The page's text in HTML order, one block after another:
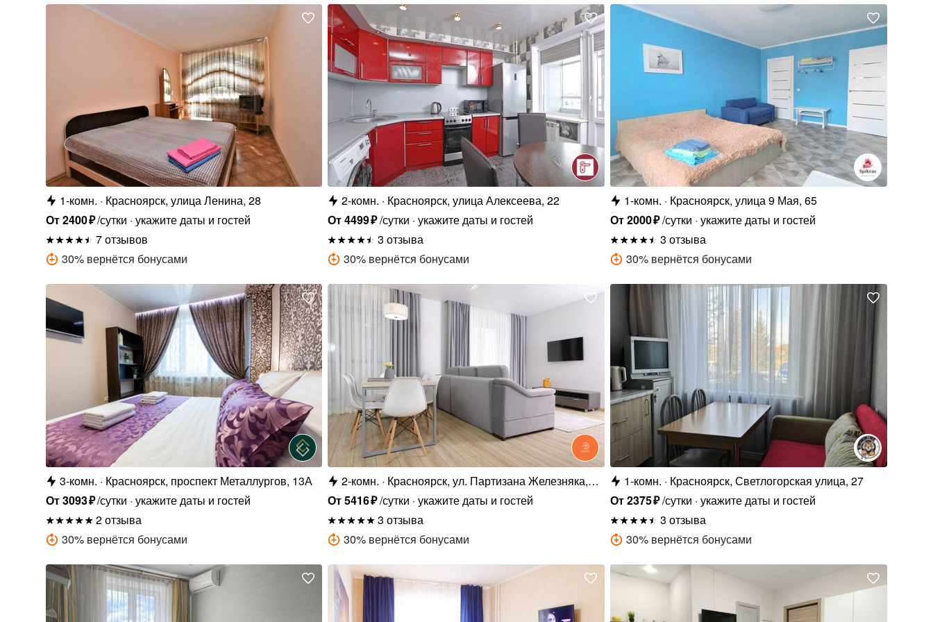
1-комн.
Красноярск, улица Ленина, 28
От2400₽/сутки укажите даты и гостей
7 отзывов
30% вернётся бонусами
2-комн.
Красноярск, улица Алексеева, 22
От4499₽/сутки укажите даты и гостей
3 отзыва
30% вернётся бонусами
1-комн.
Красноярск, улица 9 Мая, 65
От2000₽/сутки укажите даты и гостей
3 отзыва
30% вернётся бонусами
3-комн.
Красноярск, проспект Металлургов, 13А
От3093₽/сутки укажите даты и гостей
2 отзыва
30% вернётся бонусами
2-комн.
Красноярск, ул. Партизана Железняка,
48Е
От5416₽/сутки укажите даты и гостей
3 отзыва
30% вернётся бонусами
1-комн.
Красноярск, Светлогорская улица, 27
От2375₽/сутки укажите даты и гостей
3 отзыва
30% вернётся бонусами